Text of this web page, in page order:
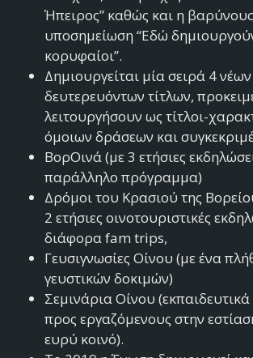
Ήπειρος” καθώς και η
υποσημείωση “Εδώ
κορυφαίοι”.
Δημιουργείται μία σειρά 4
δευτερευόντων τίτλων,
λειτουργήσουν ως τίτλοι-
όμοιων δράσεων και
ΒορΟινά (με 3 ετήσιες
παράλληλο πρόγραμμα)
Δρόμοι του Κρασιού της
2 ετήσιες οινοτουριστικές
διάφορα fam trips,
Γευσιγνωσίες Οίνου (με ένα
γευστικών δοκιμών)
Σεμινάρια Οίνου
προς εργαζόμενους στην
ευρύ κοινό).